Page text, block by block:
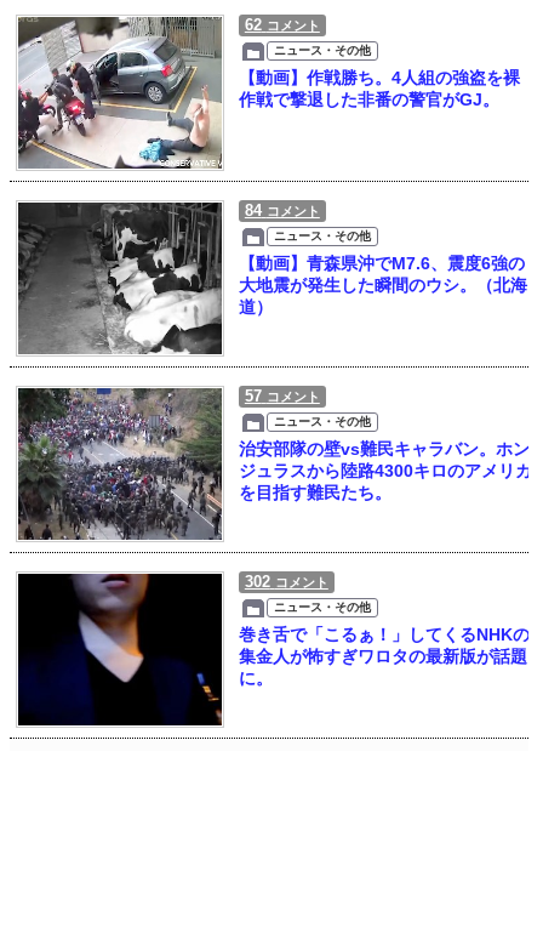
62 コメント
ニュース・その他
【動画】作戦勝ち。4人組の強盗を裸
作戦で撃退した非番の警官がGJ。
84 コメント
ニュース・その他
【動画】青森県沖でM7.6、震度6強の
大地震が発生した瞬間のウシ。（北海
道）
57 コメント
ニュース・その他
治安部隊の壁vs難民キャラバン。ホン
ジュラスから陸路4300キロのアメリカ
を目指す難民たち。
302 コメント
ニュース・その他
巻き舌で「こるぁ！」してくるNHKの
集金人が怖すぎワロタの最新版が話題
に。